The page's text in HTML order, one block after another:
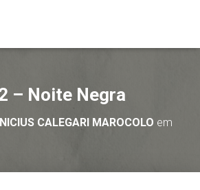
– Noite Negra
CALEGARI MAROCOLO em